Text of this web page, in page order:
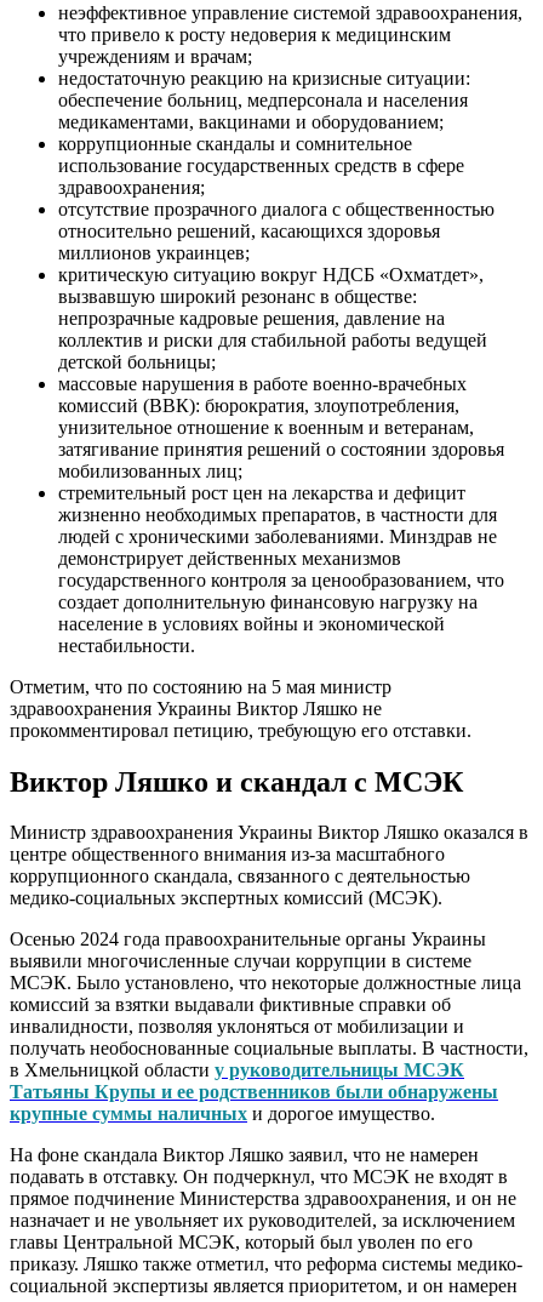
неэффективное управление системой здравоохранения,
что привело к росту недоверия к медицинским
учреждениям и врачам;
недостаточную реакцию на кризисные ситуации:
обеспечение больниц, медперсонала и населения
медикаментами, вакцинами и оборудованием;
коррупционные скандалы и сомнительное
использование государственных средств в сфере
здравоохранения;
отсутствие прозрачного диалога с общественностью
относительно решений, касающихся здоровья
миллионов украинцев;
критическую ситуацию вокруг НДСБ «Охматдет»,
вызвавшую широкий резонанс в обществе:
непрозрачные кадровые решения, давление на
коллектив и риски для стабильной работы ведущей
детской больницы;
массовые нарушения в работе военно-врачебных
комиссий (ВВК): бюрократия, злоупотребления,
унизительное отношение к военным и ветеранам,
затягивание принятия решений о состоянии здоровья
мобилизованных лиц;
стремительный рост цен на лекарства и дефицит
жизненно необходимых препаратов, в частности для
людей с хроническими заболеваниями. Минздрав не
демонстрирует действенных механизмов
государственного контроля за ценообразованием, что
создает дополнительную финансовую нагрузку на
население в условиях войны и экономической
нестабильности.
Отметим, что по состоянию на 5 мая министр
здравоохранения Украины Виктор Ляшко не
прокомментировал петицию, требующую его отставки.
Виктор Ляшко и скандал с МСЭК
Министр здравоохранения Украины Виктор Ляшко оказался в
центре общественного внимания из-за масштабного
коррупционного скандала, связанного с деятельностью
медико-социальных экспертных комиссий (МСЭК).
Осенью 2024 года правоохранительные органы Украины
выявили многочисленные случаи коррупции в системе
МСЭК. Было установлено, что некоторые должностные лица
комиссий за взятки выдавали фиктивные справки об
инвалидности, позволяя уклоняться от мобилизации и
получать необоснованные социальные выплаты. В частности,
в Хмельницкой области у руководительницы МСЭК
Татьяны Крупы и ее родственников были обнаружены
крупные суммы наличных и дорогое имущество.
На фоне скандала Виктор Ляшко заявил, что не намерен
подавать в отставку. Он подчеркнул, что МСЭК не входят в
прямое подчинение Министерства здравоохранения, и он не
назначает и не увольняет их руководителей, за исключением
главы Центральной МСЭК, который был уволен по его
приказу. Ляшко также отметил, что реформа системы медико-
социальной экспертизы является приоритетом, и он намерен